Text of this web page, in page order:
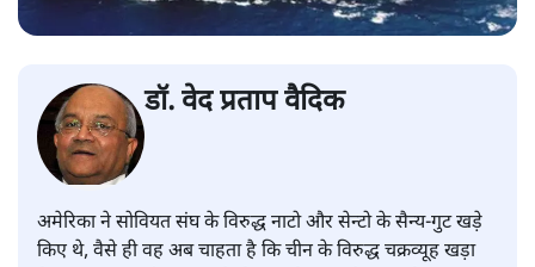
डॉ. वेद प्रताप वैदिक
अमेरिका ने सोवियत संघ के विरुद्ध नाटो और सेन्टो के सैन्य-गुट खड़े
किए थे, वैसे ही वह अब चाहता है कि चीन के विरुद्ध चक्रव्यूह खड़ा